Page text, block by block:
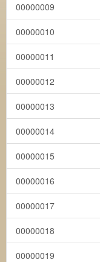
00000009
00000010
00000011
00000012
00000013
00000014
00000015
00000016
00000017
00000018
00000019